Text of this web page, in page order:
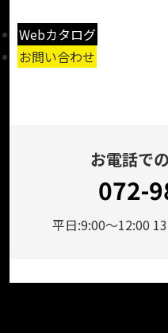
Webカタログ
お問い合わせ
お電話で
072-
平日:9:00～12:00